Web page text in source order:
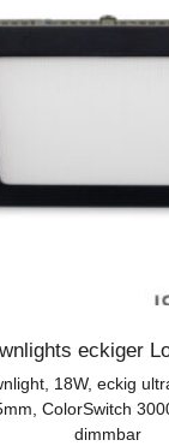
eckiger
18W, eckig
ColorSwitch
dimmbar